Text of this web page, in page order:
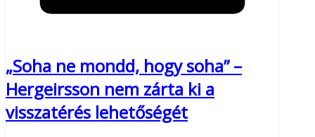
„Soha ne mondd, hogy soha” –
Hergeirsson nem zárta ki a
visszatérés lehetőségét